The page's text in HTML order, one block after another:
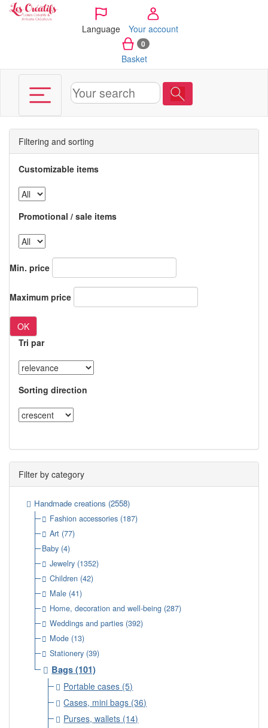
Language Your account
0
Basket
Filtering and sorting
Customizable items
Promotional / sale items
Min. price
Maximum price
OK
Tri par
Sorting direction
Filter by category
Handmade creations (2558)
Fashion accessories (187)
Art (77)
Baby (4)
Jewelry (1352)
Children (42)
Male (41)
Home, decoration and well-being (287)
Weddings and parties (392)
Mode (13)
Stationery (39)
Bags (101)
Portable cases (5)
Cases, mini bags (36)
Purses, wallets (14)
Cookies management panel